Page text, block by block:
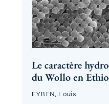
Le caractère
du Wollo en
EYBEN, Louis